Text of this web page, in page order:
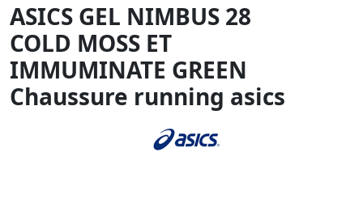
ASICS GEL NIMBUS 28
COLD MOSS ET
IMMUMINATE GREEN
Chaussure running asics